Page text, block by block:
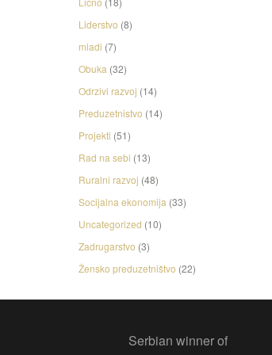
Liderstvo (8)
mladi (7)
Obuka (32)
Odrzivi razvoj (14)
Preduzetnistvo (14)
Projekti (51)
Rad na sebi (13)
Ruralni razvoj (48)
Socijalna ekonomija (33)
Uncategorized (10)
Zadrugarstvo (3)
Žensko preduzetništvo (22)
Serbian winner of